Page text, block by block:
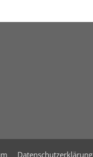
Datenschutzerklärung